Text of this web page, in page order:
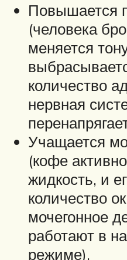
Повышается
(человека
меняется
количество
нервная
Учащается
(кофе
жидкость, и
количество
мочегонное
работают в
режиме).